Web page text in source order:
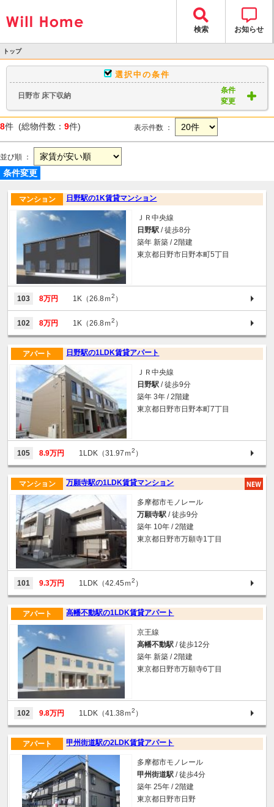
検索 お知らせ
トップ
物件検索
> 物件一覧
選択中の条件
日野市 床下収納
条件
変更
8件 (総物件数： 9件) 表示件数 ：
並び順 ：
条件変更
日野駅の1K賃貸マンション
マンション
ＪＲ中央線
日野駅 / 徒歩8分
築年 新築 / 2階建
東京都日野市日野本町5丁目
103 8万円 1K（26.8ｍ2 ）
102 8万円 1K（26.8ｍ2 ）
日野駅の1LDK賃貸アパート
アパート
ＪＲ中央線
日野駅 / 徒歩9分
築年 3年 / 2階建
東京都日野市日野本町7丁目
105 8.9万円 1LDK（31.97ｍ2 ）
万願寺駅の1LDK賃貸マンション
マンション
多摩都市モノレール
万願寺駅 / 徒歩9分
築年 10年 / 2階建
東京都日野市万願寺1丁目
101 9.3万円 1LDK（42.45ｍ2 ）
高幡不動駅の1LDK賃貸アパート
アパート
京王線
高幡不動駅 / 徒歩12分
築年 新築 / 2階建
東京都日野市万願寺6丁目
102 9.8万円 1LDK（41.38ｍ2 ）
甲州街道駅の2LDK賃貸アパート
アパート
多摩都市モノレール
甲州街道駅 / 徒歩4分
築年 25年 / 2階建
東京都日野市日野